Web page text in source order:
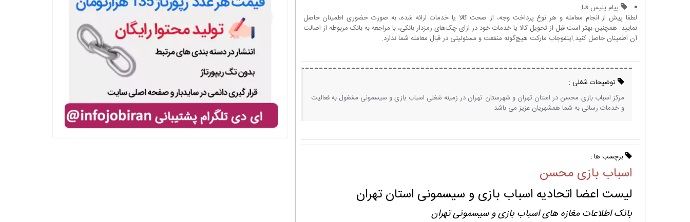
پیام پلیس فتا:
لطفا پیش از انجام معامله و هر نوع پرداخت وجه، از صحت کالا یا خدمات ارائه شده، به صورت حضوری اطمینان حاصل
نمایید. همچنین بهتر است قبل از تحویل کالا یا خدمات خود در ازای چک‌های رمزدار بانکی، با مراجعه به بانک مربوطه از اصالت
آن اطمینان حاصل کنید.اینفوجاب مارکت هیچ‌گونه منفعت و مسئولیتی در قبال معامله شما ندارد.
توضیحات شغلی :
مرکز اسباب بازی محسن در استان تهران و شهرستان تهران در زمینه شغلی اسباب بازی و سیسمونی مشغول به فعالیت
و خدمات رسانی به شما همشهریان عزیز می باشد .
برچسب ها :
اسباب بازی محسن
لیست اعضا اتحادیه اسباب بازی و سیسمونی استان تهران
بانک اطلاعات مغازه های اسباب بازی و سیسمونی تهران